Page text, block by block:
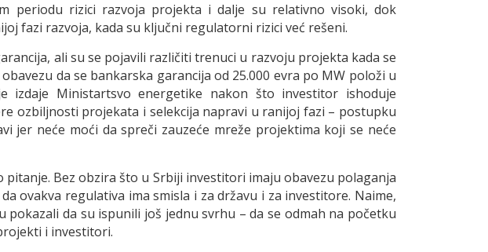
periodu rizici razvoja projekta i dalje su relativno visoki, dok
fazi razvoja, kada su ključni regulatorni rizici već rešeni.
ali su se pojavili različiti trenuci u razvoju projekta kada se
da se bankarska garancija od 25.000 evra po MW položi u
izdaje Ministartsvo energetike nakon što investitor ishoduje
ozbiljnosti projekata i selekcija napravi u ranijoj fazi – postupku
jer neće moći da spreči zauzeće mreže projektima koji se neće
Bez obzira što u Srbiji investitori imaju obavezu polaganja
ovakva regulativa ima smisla i za državu i za investitore. Naime,
da su ispunili još jednu svrhu – da se odmah na početku
i investitori.